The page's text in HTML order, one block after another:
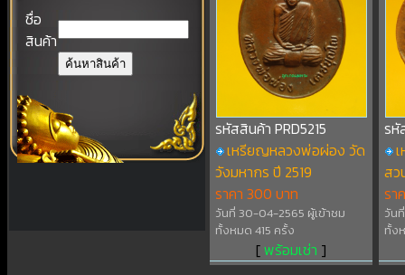
ชื่อ
สินค้า
รหัสสินค้า PRD5215
เหรียญหลวงพ่อผ่อง วัด
วังมหากร ปี 2519
ราคา 300 บาท
วันที่ 30-04-2565 ผู้เข้าชม
ทั้งหมด 415 ครั้ง
[พร้อมเช่า ]
รหั
ส
รา
วัน
ทั้ง